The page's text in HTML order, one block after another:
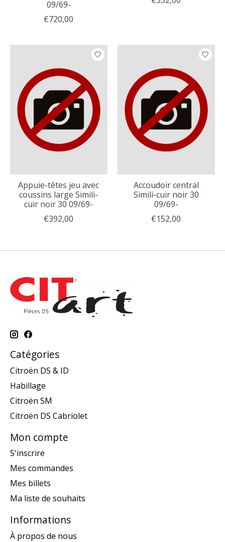
09/69-
€720,00
Appuie-têtes jeu avec
coussins large Simili-
cuir noir 30 09/69-
€392,00
Accoudoir central
Simili-cuir noir 30
09/69-
€152,00
Catégories
Citroën DS & ID
Habillage
Citroën SM
Citroën DS Cabriolet
Mon compte
S'inscrire
Mes commandes
Mes billets
Ma liste de souhaits
Informations
À propos de nous